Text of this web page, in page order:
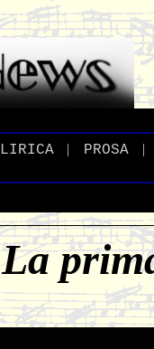
LIRICA | PROSA_ |
La